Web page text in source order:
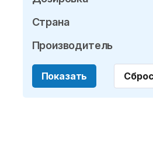
Страна
Производитель
Показать